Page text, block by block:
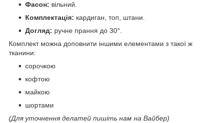
Фасон: вільний.
Комплектація: кардиган, топ, штани.
Догляд: ручне прання до 30°.
Комплект можна доповнити іншими елементами з такої ж
тканини:
сорочкою
кофтою
майкою
шортами
(Для уточнення делатей пишіть нам на Вайбер)